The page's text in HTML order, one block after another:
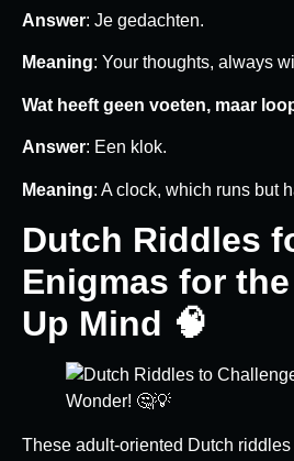
Answer: Je gedachten.
Meaning: Your thoughts, always
Wat heeft geen voeten, maar
Answer: Een klok.
Meaning: A clock, which runs but
Dutch Riddles
Enigmas for
Up Mind 🧠
These adult-oriented Dutch